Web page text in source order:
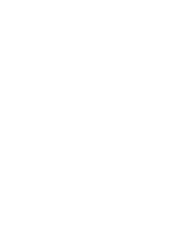
system. Its
make it a perfect